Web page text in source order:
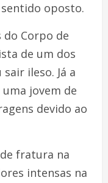
oposto.
Corpo de
de um dos
ileso. Já a
jovem de
devido ao
fratura na
intensas na